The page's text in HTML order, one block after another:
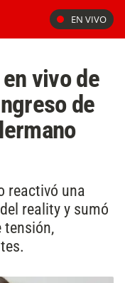
EN VIVO
vivo de
de
reactivó una
reality y sumó
tensión,